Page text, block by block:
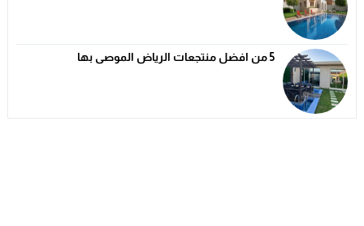
5 من افضل منتجعات الرياض الموصى بها